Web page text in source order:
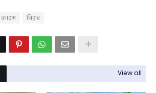
क्राइम बिहार
View all